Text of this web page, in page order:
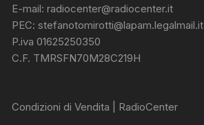
E-mail:radiocenter@radiocenter.it
PEC:stefanotomirotti@lapam.legalmail.it
P.iva 01625250350
C.F. TMRSFN70M28C219H
Condizioni di Vendita | RadioCenter